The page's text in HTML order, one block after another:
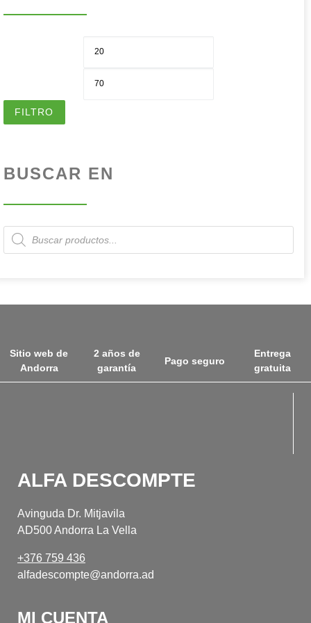
FILTRO
BUSCAR EN
Búsqueda de productos
Sitio web de
Andorra
2 años de
garantía
Pago seguro
Entrega
gratuita
ALFA DESCOMPTE
Avinguda Dr. Mitjavila
AD500 Andorra La Vella
+376 759 436
alfadescompte@andorra.ad
MI CUENTA